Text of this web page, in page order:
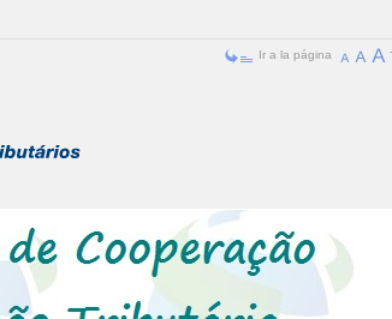
Ir a la página